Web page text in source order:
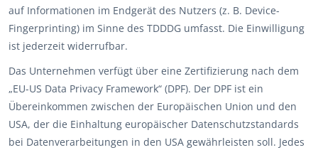
auf Informationen im Endgerät des Nutzers (z. B. Device-
Fingerprinting) im Sinne des TDDDG umfasst. Die Einwilligung
ist jederzeit widerrufbar.
Das Unternehmen verfügt über eine Zertifizierung nach dem
„EU-US Data Privacy Framework“ (DPF). Der DPF ist ein
Übereinkommen zwischen der Europäischen Union und den
USA, der die Einhaltung europäischer Datenschutzstandards
bei Datenverarbeitungen in den USA gewährleisten soll. Jedes